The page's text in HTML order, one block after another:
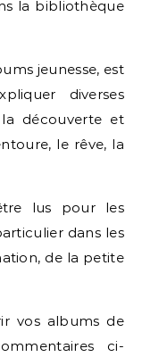
la bibliothèque
jeunesse, est
diverses
découverte et
le rêve, la
lus pour les
dans les
de la petite
vos albums de
ci-